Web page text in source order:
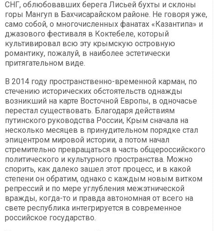
СНГ, облюбовавших берега Лисьей бухты и склоны
горы Мангуп в Бахчисарайском районе. Не говоря уже,
само собой, о многочисленных фанатах «Казантипа» и
джазового фестиваля в Коктебеле, который
культивировал всю эту крымскую островную
романтику, пожалуй, в наиболее эстетически
притягательном виде.
В 2014 году пространственно-временной карман, по
стечению исторических обстоятельств однажды
возникший на карте Восточной Европы, в одночасье
перестал существовать. Благодаря действиям
путинского руководства России, Крым сначала на
несколько месяцев в принудительном порядке стал
эпицентром мировой истории, а потом начал
стремительно превращаться в часть общероссийского
политического и культурного пространства. Можно
спорить, как далеко зашел этот процесс, и в какой
степени он обратим, однако с каждым новым витком
репрессий и по мере углубления межэтнической
вражды, когда-то и правда автономная от всего на
свете республика интегрируется в современное
российское государство.